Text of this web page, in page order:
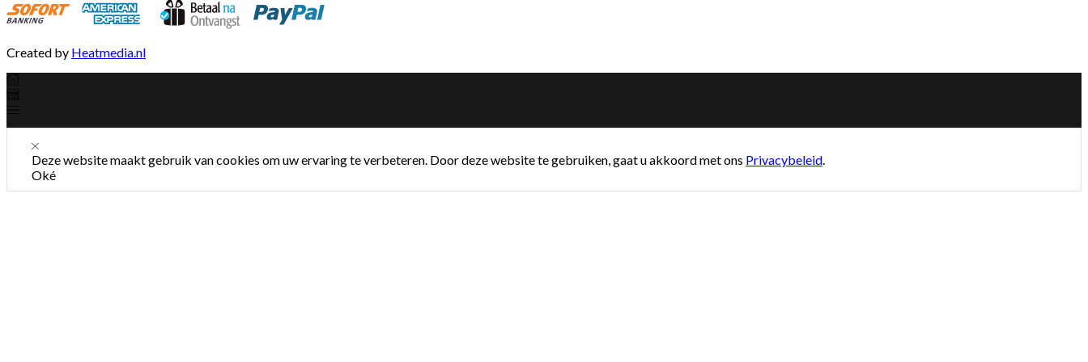
Created by Heatmedia.nl
Deze website maakt gebruik van cookies om uw ervaring te verbeteren. Door deze website te gebruiken, gaat u akkoord met ons Privacybeleid.
Oké